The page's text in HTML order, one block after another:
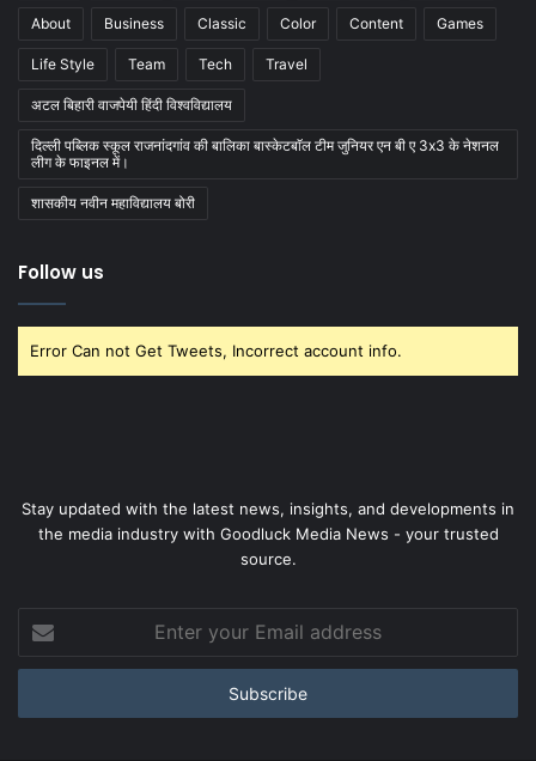
About Business Classic Color Content Games
Life Style Team Tech Travel
अटल बिहारी वाजपेयी हिंदी विश्वविद्यालय
दिल्ली पब्लिक स्कूल राजनांदगांव की बालिका बास्केटबाॅल टीम जुनियर एन बी ए 3x3 के नेशनल
लीग के फाइनल में।
शासकीय नवीन महाविद्यालय बोरी
Follow us
Error Can not Get Tweets, Incorrect account info.
Stay updated with the latest news, insights, and developments in
the media industry with Goodluck Media News - your trusted
source.
your
Email